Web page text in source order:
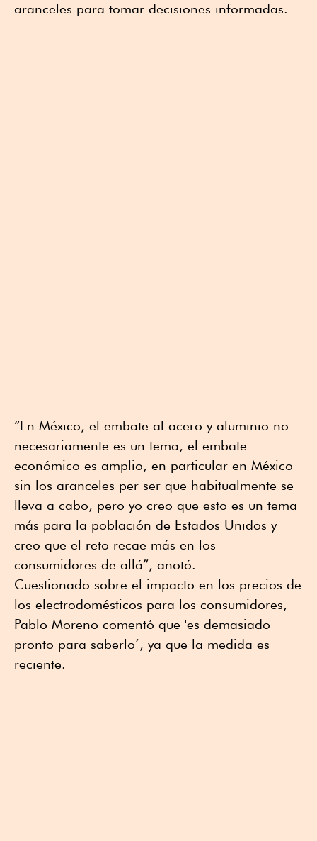
aranceles para tomar decisiones informadas.
“En México, el embate al acero y aluminio no
necesariamente es un tema, el embate
económico es amplio, en particular en México
sin los aranceles per ser que habitualmente se
lleva a cabo, pero yo creo que esto es un tema
más para la población de Estados Unidos y
creo que el reto recae más en los
consumidores de allá”, anotó.
Cuestionado sobre el impacto en los precios de
los electrodomésticos para los consumidores,
Pablo Moreno comentó que 'es demasiado
pronto para saberlo’, ya que la medida es
reciente.